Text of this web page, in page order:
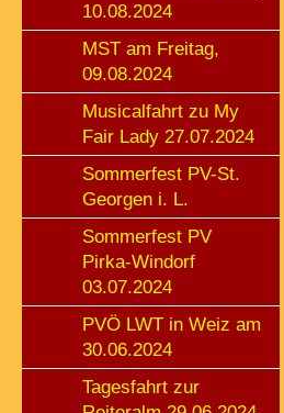
10.08.2024
MST am Freitag,
09.08.2024
Musicalfahrt zu My
Fair Lady 27.07.2024
Sommerfest PV-St.
Georgen i. L.
Sommerfest PV
Pirka-Windorf
03.07.2024
PVÖ LWT in Weiz am
30.06.2024
Tagesfahrt zur